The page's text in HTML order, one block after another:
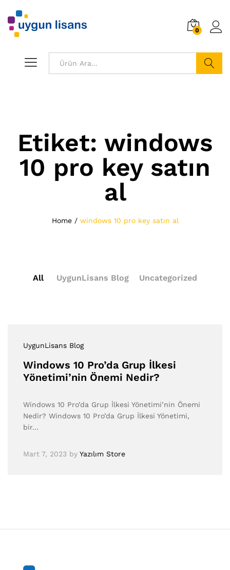
0
Etiket: windows
10 pro key satın
al
Home / windows 10 pro key satın al
All UygunLisans Blog Uncategorized
UygunLisans Blog
Windows 10 Pro’da Grup İlkesi
Yönetimi’nin Önemi Nedir?
Windows 10 Pro’da Grup İlkesi Yönetimi’nin Önemi
Nedir? Windows 10 Pro’da Grup İlkesi Yönetimi,
bir…
Mart 7, 2023 by Yazılım Store